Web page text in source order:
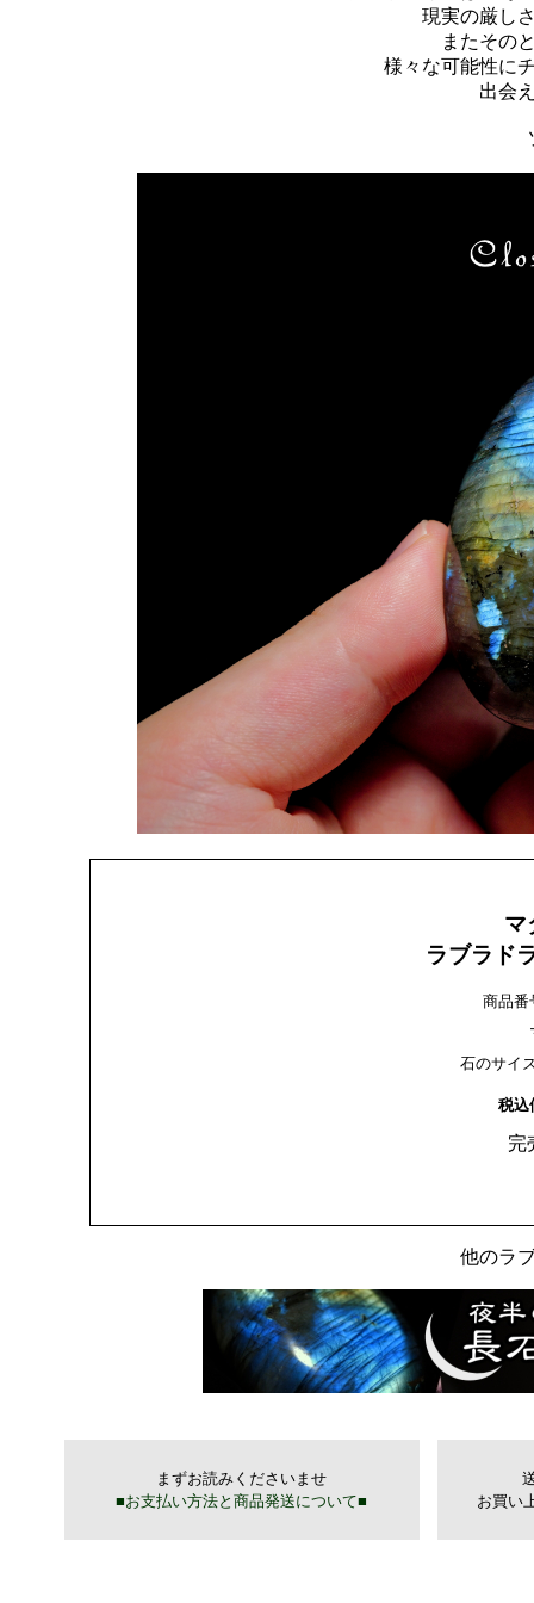
現実の厳し
またその
様々な可能性に
出会
マ
ラブラド
商品番
石のサイ
税
完
他のラ